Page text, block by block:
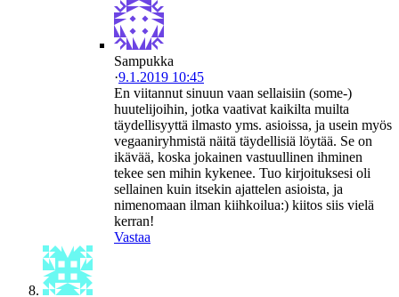
Sampukka
·9.1.2019 10:45
En viitannut sinuun vaan sellaisiin (some-)
huutelijoihin, jotka vaativat kaikilta muilta
täydellisyyttä ilmasto yms. asioissa, ja usein myös
vegaaniryhmistä näitä täydellisiä löytää. Se on
ikävää, koska jokainen vastuullinen ihminen
tekee sen mihin kykenee. Tuo kirjoituksesi oli
sellainen kuin itsekin ajattelen asioista, ja
nimenomaan ilman kiihkoilua:) kiitos siis vielä
kerran!
Vastaa